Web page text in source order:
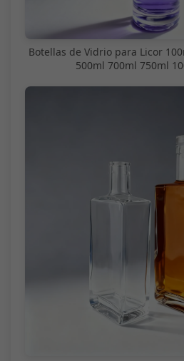
Botellas de Vidrio para Licor
500ml 700ml 750ml